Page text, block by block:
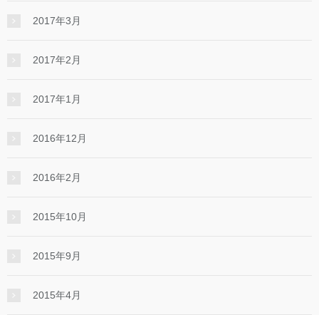
2017年3月
2017年2月
2017年1月
2016年12月
2016年2月
2015年10月
2015年9月
2015年4月